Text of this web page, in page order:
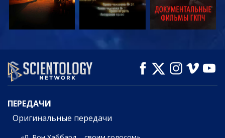
СМОТРЕТЬ СМОТРЕТЬ
СМОТРЕТЬ
ПЕРЕДАЧИ
ПЕРЕДАЧИ
Оригинальные передачи